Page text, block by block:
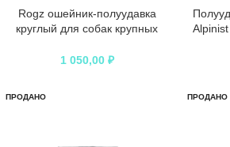
Rogz ошейник-полуудавка
круглый для собак крупных
обхват шеи 400-450 мм, черный
1 050,00 ₽
ПРОДАНО ПРОДАНО